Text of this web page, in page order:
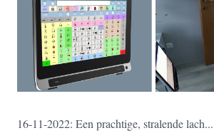
16-11-2022: Een prachtige, stralende